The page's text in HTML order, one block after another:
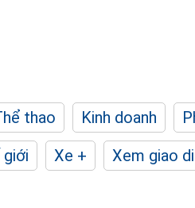
thao Kinh doanh
giới Xe + Xem giao